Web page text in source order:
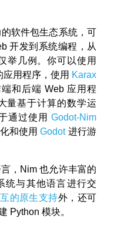
软件包生态系统，可
开发到系统编程，从
举几例。你可以使用
用程序，使用 Karax
和后端 Web 应用程
量基于计算的数学运
通过使用 Godot-Nim
和使用Godot进行游
，Nim 也允许丰富的
统与其他语言进行交
的原生支持外，还可
Python 模块。